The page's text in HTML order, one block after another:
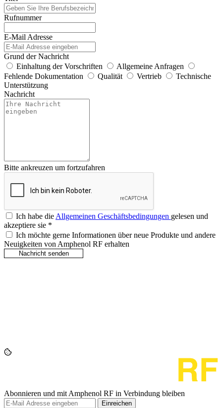
Rufnummer
E-Mail Adresse
Grund der Nachricht
Einhaltung der Vorschriften
Allgemeine Anfragen
Fehlende Dokumentation
Qualität Vertrieb
Technische
Unterstützung
Nachricht
Bitte ankreuzen um fortzufahren
Ich habe dieAllgemeinen Geschäftsbedingungen gelesen und
akzeptiere sie *
Ich möchte gerne Informationen über neue Produkte und andere
Neuigkeiten von Amphenol RF erhalten
Abonnieren und mit Amphenol RF in Verbindung bleiben
Einreichen